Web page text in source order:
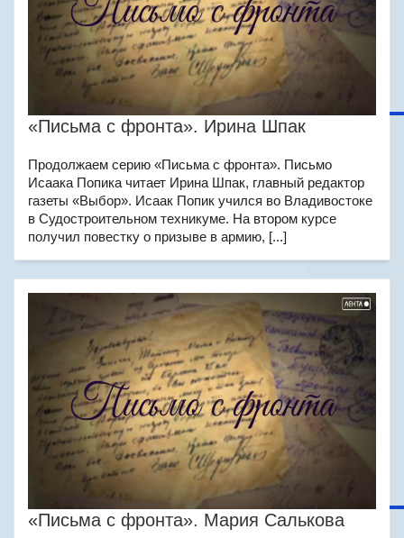
«Письма с фронта». Ирина Шпак
Продолжаем серию «Письма с фронта». Письмо
Исаака Попика читает Ирина Шпак, главный редактор
газеты «Выбор». Исаак Попик учился во Владивостоке
в Судостроительном техникуме. На втором курсе
получил повестку о призыве в армию, [...]
«Письма с фронта». Мария Салькова